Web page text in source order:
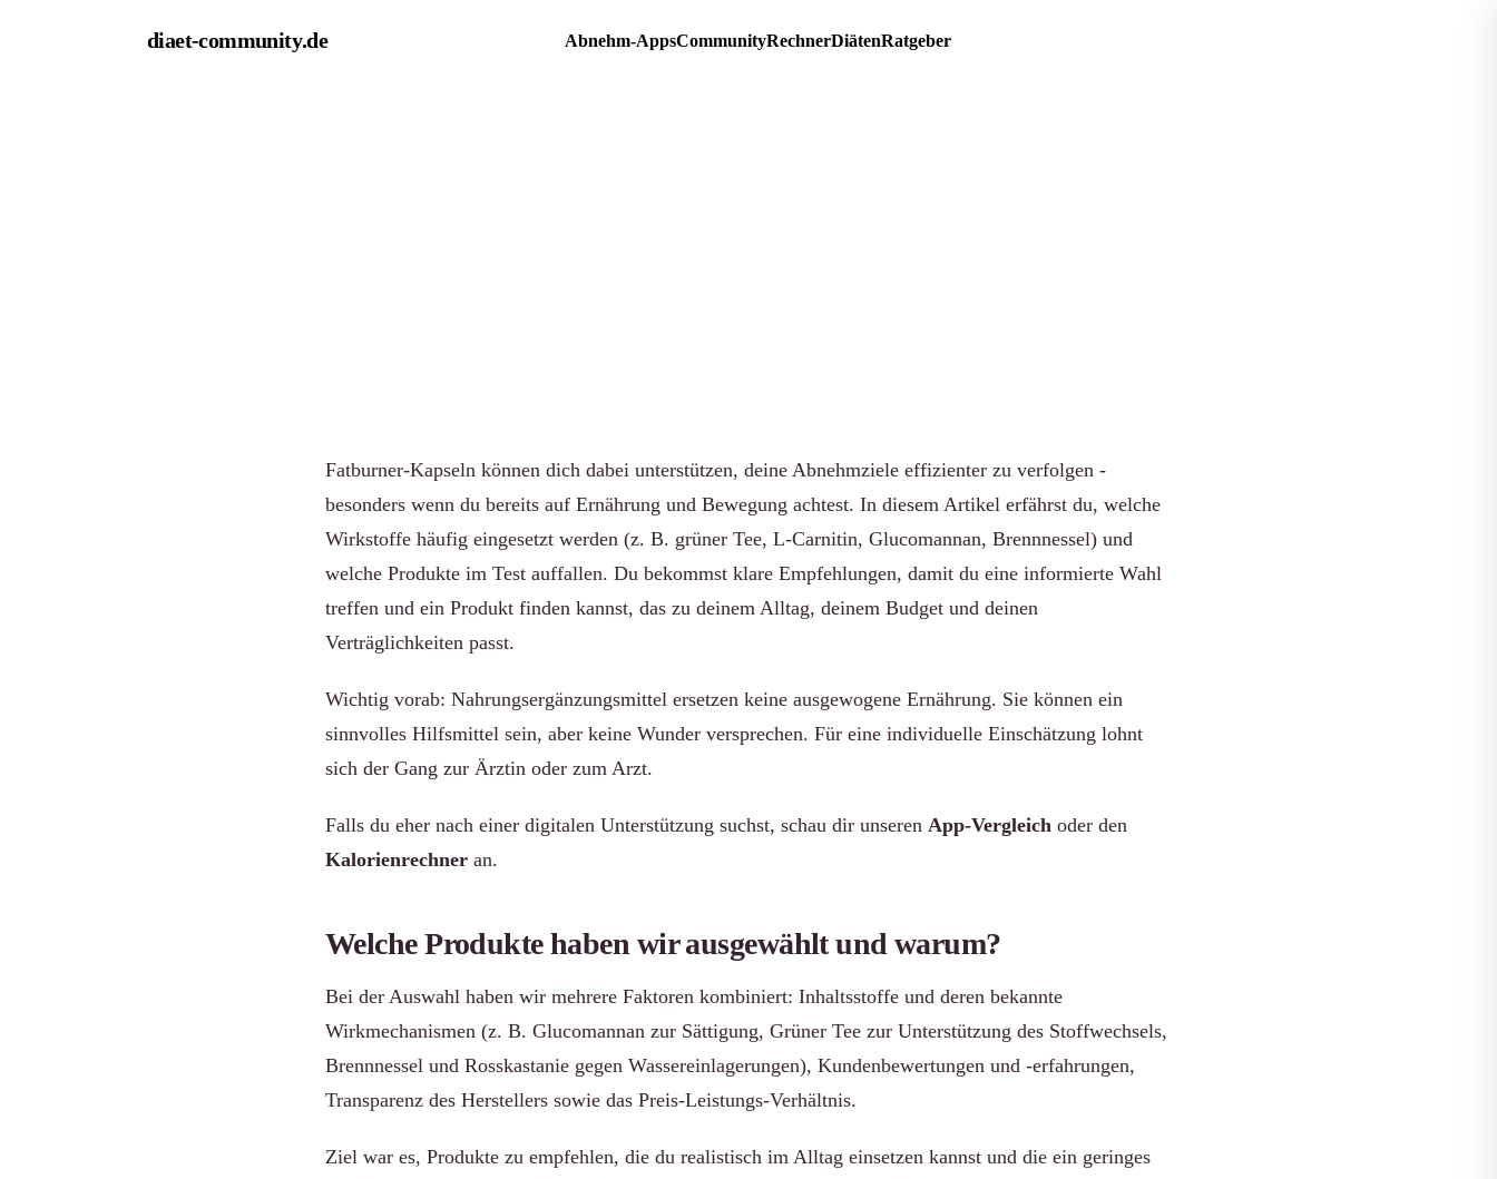
diaet-community.de Abnehm-AppsCommunityRechnerDiätenRatgeber
Fatburner-Kapseln können dich dabei unterstützen, deine Abnehmziele effizienter zu verfolgen -
besonders wenn du bereits auf Ernährung und Bewegung achtest. In diesem Artikel erfährst du, welche
Wirkstoffe häufig eingesetzt werden (z. B. grüner Tee, L-Carnitin, Glucomannan, Brennnessel) und
welche Produkte im Test auffallen. Du bekommst klare Empfehlungen, damit du eine informierte Wahl
treffen und ein Produkt finden kannst, das zu deinem Alltag, deinem Budget und deinen
Verträglichkeiten passt.
Wichtig vorab: Nahrungsergänzungsmittel ersetzen keine ausgewogene Ernährung. Sie können ein
sinnvolles Hilfsmittel sein, aber keine Wunder versprechen. Für eine individuelle Einschätzung lohnt
sich der Gang zur Ärztin oder zum Arzt.
Falls du eher nach einer digitalen Unterstützung suchst, schau dir unseren App-Vergleich oder den
Kalorienrechner an.
Welche Produkte haben wir ausgewählt und warum?
Bei der Auswahl haben wir mehrere Faktoren kombiniert: Inhaltsstoffe und deren bekannte
Wirkmechanismen (z. B. Glucomannan zur Sättigung, Grüner Tee zur Unterstützung des Stoffwechsels,
Brennnessel und Rosskastanie gegen Wassereinlagerungen), Kundenbewertungen und -erfahrungen,
Transparenz des Herstellers sowie das Preis-Leistungs-Verhältnis.
Ziel war es, Produkte zu empfehlen, die du realistisch im Alltag einsetzen kannst und die ein geringes